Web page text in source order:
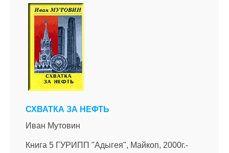
СХВАТКА ЗА НЕФТЬ
Иван Мутовин
Книга 5 ГУРИПП "Адыгея", Майкоп, 2000г.-